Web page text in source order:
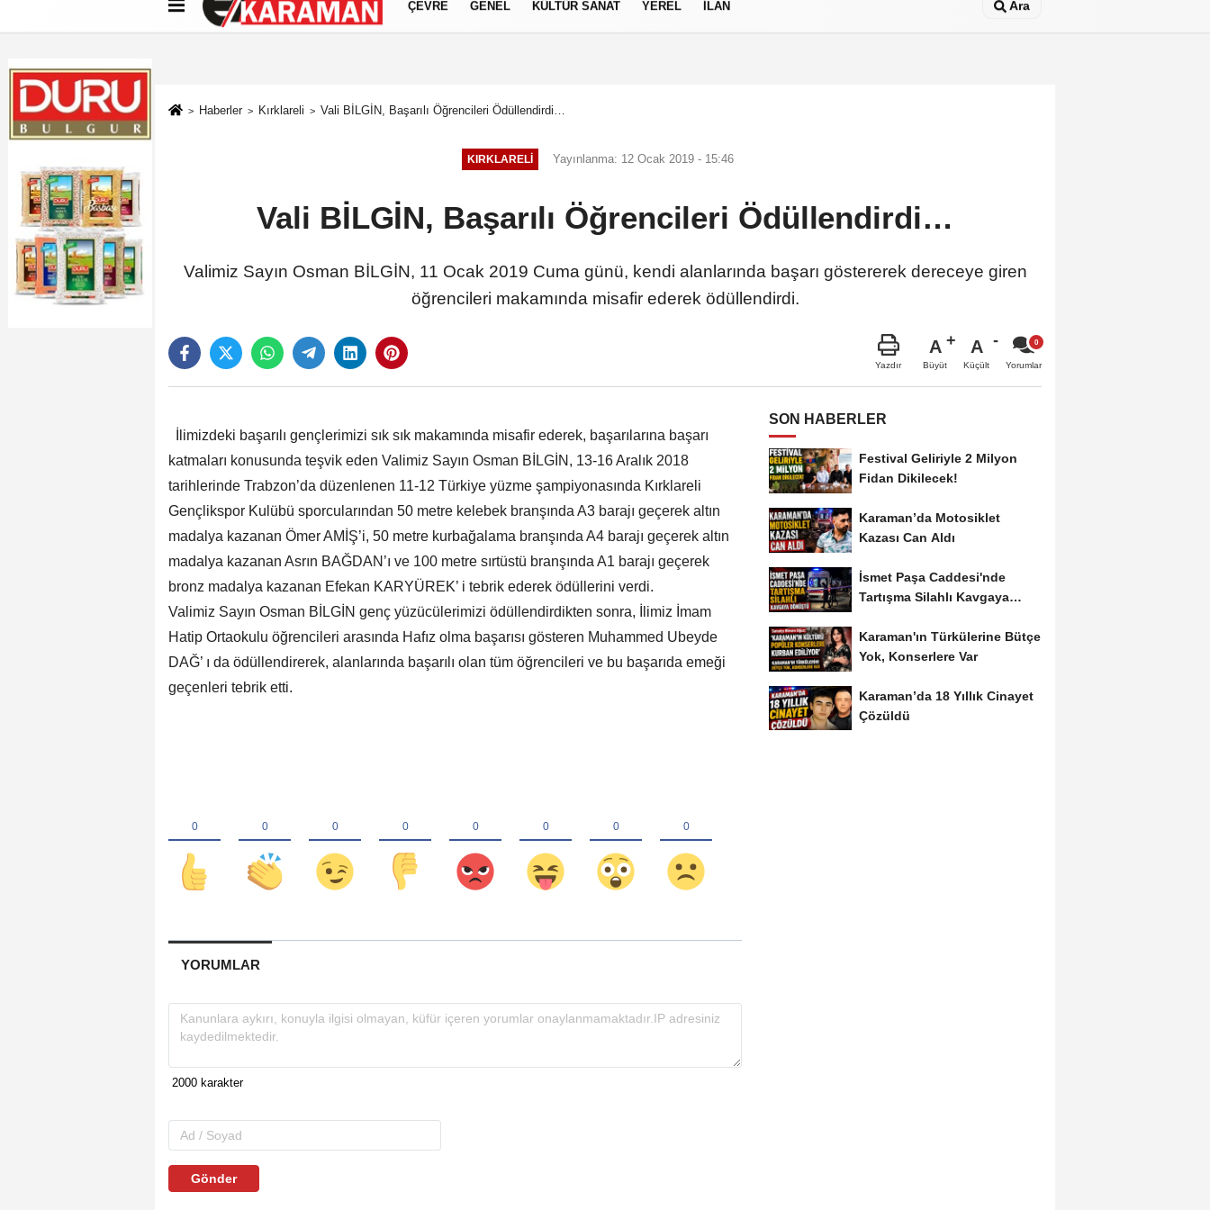
Künye İletişim Çerez Politikası Gizlilik İlkeleri
ÇEVRE GENEL KÜLTÜR SANAT YEREL İLAN Ara
Haberler Kırklareli Vali BİLGİN, Başarılı Öğrencileri Ödüllendirdi…
KIRKLARELI Yayınlanma: 12 Ocak 2019 - 15:46
Vali BİLGİN, Başarılı Öğrencileri Ödüllendirdi…
Valimiz Sayın Osman BİLGİN, 11 Ocak 2019 Cuma günü, kendi alanlarında başarı göstererek dereceye giren
öğrencileri makamında misafir ederek ödüllendirdi.
Yazdır
A
Büyüt
A
Küçült Yorumlar
İlimizdeki başarılı gençlerimizi sık sık makamında misafir ederek, başarılarına başarı
katmaları konusunda teşvik eden Valimiz Sayın Osman BİLGİN, 13-16 Aralık 2018
tarihlerinde Trabzon’da düzenlenen 11-12 Türkiye yüzme şampiyonasında Kırklareli
Gençlikspor Kulübü sporcularından 50 metre kelebek branşında A3 barajı geçerek altın
madalya kazanan Ömer AMİŞ’i, 50 metre kurbağalama branşında A4 barajı geçerek altın
madalya kazanan Asrın BAĞDAN’ı ve 100 metre sırtüstü branşında A1 barajı geçerek
bronz madalya kazanan Efekan KARYÜREK’ i tebrik ederek ödüllerini verdi.
Valimiz Sayın Osman BİLGİN genç yüzücülerimizi ödüllendirdikten sonra, İlimiz İmam
Hatip Ortaokulu öğrencileri arasında Hafız olma başarısı gösteren Muhammed Ubeyde
DAĞ’ ı da ödüllendirerek, alanlarında başarılı olan tüm öğrencileri ve bu başarıda emeği
geçenleri tebrik etti.
YORUMLAR
Gönder
SON HABERLER
Festival Geliriyle 2 Milyon
Fidan Dikilecek!
Karaman’da Motosiklet
Kazası Can Aldı
İsmet Paşa Caddesi'nde
Tartışma Silahlı Kavgaya
Karaman'ın Türkülerine Bütçe
Yok, Konserlere Var
Karaman’da 18 Yıllık Cinayet
Çözüldü